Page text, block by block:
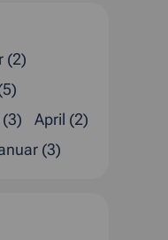
(2)
April (2)
(3)